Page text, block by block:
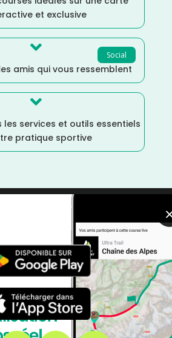
et exclusive
Social

amis qui vous ressemblent

les services et outils essentiels
pratique sportive
Auvergne Rhône Alpes/Août